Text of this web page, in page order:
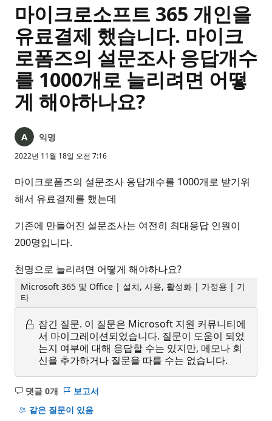
마이크로소프트 365 개인을
유료결제 했습니다. 마이크
로폼즈의 설문조사 응답개수
를 1000개로 늘리려면 어떻
게 해야하나요?
익명
2022년 11월 18일 오전 7:16
마이크로폼즈의 설문조사 응답개수를 1000개로 받기위
해서 유료결제를 했는데
기존에 만들어진 설문조사는 여전히 최대응답 인원이
200명입니다.
천명으로 늘리려면 어떻게 해야하나요?
Microsoft 365 및 Office | 설치, 사용, 활성화 | 가정용 | 기
타
잠긴 질문. 이 질문은 Microsoft 지원 커뮤니티에
서 마이그레이션되었습니다. 질문이 도움이 되었
는지 여부에 대해 응답할 수는 있지만, 메모나 회
신을 추가하거나 질문을 따를 수는 없습니다.
댓글 0개
설
명
보고서
같은 질문이 있음